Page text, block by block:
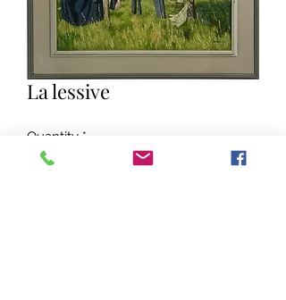
La lessive
Quantity *